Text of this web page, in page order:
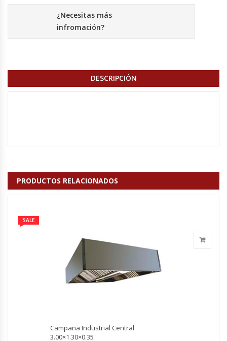
Exprimidoras De Cítricos
Fabricadoras De Hielo
Formadora De Pizza
Frigobar
Granizadoras
Hornos A Piso Y Pizzeros
Hornos Cocción Acelerada
Hornos Eléctricos
Hornos Industriales
¿Necesitas más
infromación?
DESCRIPCIÓN
PRODUCTOS RELACIONADOS
SALE
Campana Industrial Central
3.00×1.30×0.35